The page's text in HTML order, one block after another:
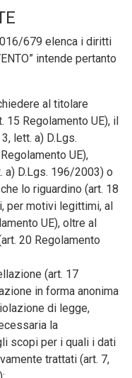
679 elenca i diritti
intende pertanto
al titolare
15 Regolamento UE), il
lett. a) D.Lgs.
UE),
a) D.Lgs. 196/2003) o
lo riguardino (art. 18
per motivi legittimi, al
UE), oltre al
20 Regolamento
(art. 17
in forma anonima
di legge,
la
scopi per i quali i dati
trattati (art. 7,